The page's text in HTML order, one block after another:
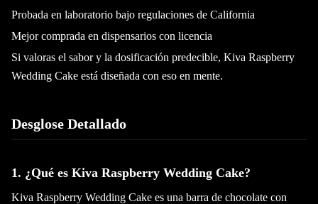
Probada en laboratorio bajo regulaciones de California
Mejor comprada en dispensarios con licencia
Si valoras el sabor y la dosificación predecible, Kiva Raspberry
Wedding Cake está diseñada con eso en mente.
Desglose Detallado
1. ¿Qué es Kiva Raspberry Wedding Cake?
Kiva Raspberry Wedding Cake es una barra de chocolate con